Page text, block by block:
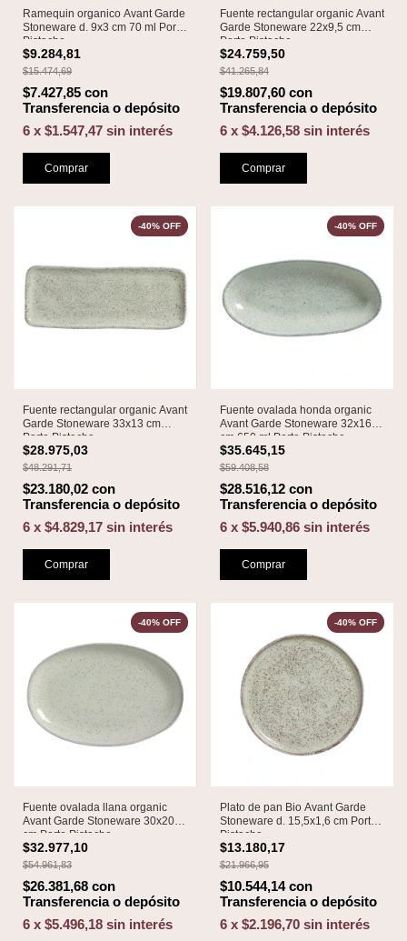
Ramequin organico Avant Garde
Stoneware d. 9x3 cm 70 ml Porto
Pistache
$9.284,81
$15.474,69
$7.427,85 con
Transferencia o depósito
6 x $1.547,47 sin interés
Comprar
Fuente rectangular organic Avant
Garde Stoneware 22x9,5 cm
Porto Pistache
$24.759,50
$41.265,84
$19.807,60 con
Transferencia o depósito
6 x $4.126,58 sin interés
Comprar
Fuente rectangular organic Avant
Garde Stoneware 33x13 cm
Porto Pistache
$28.975,03
-40% OFF
$48.291,71
$23.180,02 con
Transferencia o depósito
6 x $4.829,17 sin interés
Comprar
Fuente ovalada honda organic
Avant Garde Stoneware 32x16
cm 650 ml Porto Pistache
$35.645,15
-40% OFF
$59.408,58
$28.516,12 con
Transferencia o depósito
6 x $5.940,86 sin interés
Comprar
Fuente ovalada llana organic
Avant Garde Stoneware 30x20
cm Porto Pistache
$32.977,10
-40% OFF
$54.961,83
$26.381,68 con
Transferencia o depósito
6 x $5.496,18 sin interés
Plato de pan Bio Avant Garde
Stoneware d. 15,5x1,6 cm Porto
Pistache
$13.180,17
-40% OFF
$21.966,95
$10.544,14con
Transferencia o depósito
6 x $2.196,70 sin interés